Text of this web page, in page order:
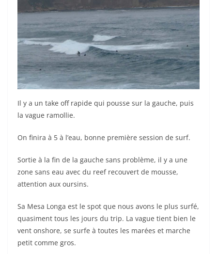
Il y a un take off rapide qui pousse sur la gauche, puis
la vague ramollie.
On finira à 5 à l’eau, bonne première session de surf.
Sortie à la fin de la gauche sans problème, il y a une
zone sans eau avec du reef recouvert de mousse,
attention aux oursins.
Sa Mesa Longa est le spot que nous avons le plus surfé,
quasiment tous les jours du trip. La vague tient bien le
vent onshore, se surfe à toutes les marées et marche
petit comme gros.